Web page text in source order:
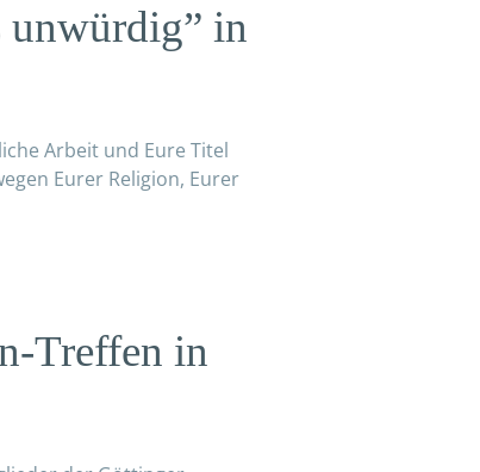
unwürdig” in
Arbeit und Eure Titel
Eurer Religion, Eurer
Treffen in